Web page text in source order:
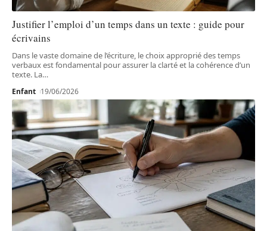
Justifier l’emploi d’un temps dans un texte : guide pour
écrivains
Dans le vaste domaine de l’écriture, le choix approprié des temps
verbaux est fondamental pour assurer la clarté et la cohérence d’un
texte. La…
Enfant 19/06/2026